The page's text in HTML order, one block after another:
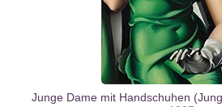
Junge Dame mit Handschuhen